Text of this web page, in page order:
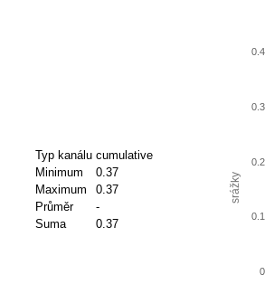
Typ kanálu cumulative
Minimum
0.37
Maximum
0.37
Průměr
-
Suma
0.37
srážky
0
0.1
0.2
0.3
0.4